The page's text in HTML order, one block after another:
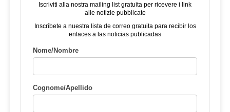
Iscriviti alla nostra mailing list gratuita per ricevere i link
alle notizie pubblicate
Inscríbete a nuestra lista de correo gratuita para recibir los
enlaces a las noticias publicadas
Nome/Nombre
Cognome/Apellido